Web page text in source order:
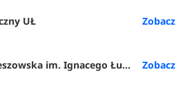
UŁ
im. Ignacego Łukasiewicza